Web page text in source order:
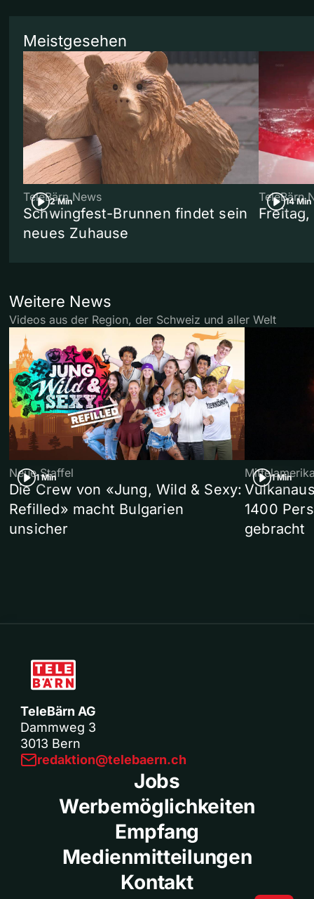
Meistgesehen
2 Min
TeleBärn News
Schwingfest-Brunnen findet sein
neues Zuhause
14 Min
TeleBärn
Weitere News
Videos aus der Region, der Schweiz und aller Welt
1 Min
Neue Staffel
Die Crew von «Jung, Wild & Sexy:
Refilled» macht Bulgarien
unsicher
1 Min
1400
gebracht
TeleBärn AG
Dammweg 3
3013 Bern
redaktion@telebaern.ch
Jobs
Werbemöglichkeiten
Empfang
Medienmitteilungen
Kontakt